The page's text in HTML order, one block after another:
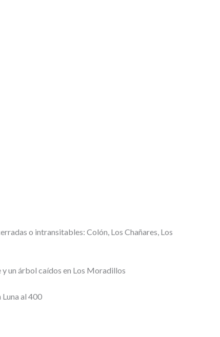
o intransitables: Colón, Los Chañares, Los
y un árbol caídos en Los Moradillos
al 400